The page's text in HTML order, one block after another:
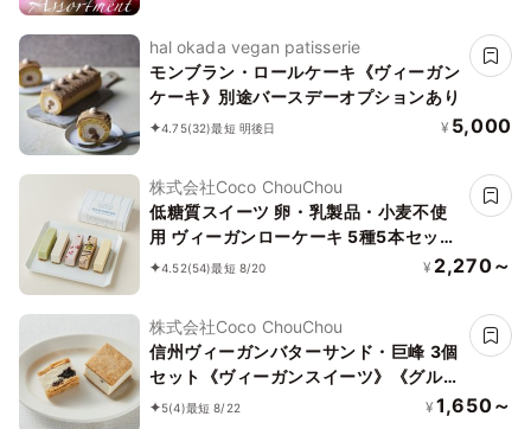
hal okada vegan patisserie
モンブラン・ロールケーキ《ヴィーガン
ケーキ》別途バースデーオプションあり
4.75(32)最短 明後日 ¥ 5,000
株式会社Coco ChouChou
低糖質スイーツ 卵・乳製品・小麦不使
用 ヴィーガンローケーキ 5種5本セット
《ヴィーガンスイーツ》《ロースイー
4.52(54)最短 8/20 ¥ 2,270～
株式会社Coco ChouChou
信州ヴィーガンバターサンド・巨峰 3個
セット《ヴィーガンスイーツ》《グルテ
ンフリー》
5(4)最短 8/22 ¥ 1,650～